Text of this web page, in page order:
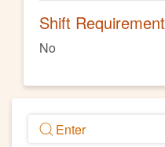
Shift Requirement
No